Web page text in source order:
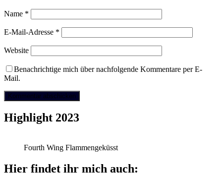
Name *
E-Mail-Adresse *
Website
Benachrichtige mich über nachfolgende Kommentare per E-
Mail.
Highlight 2023
Fourth Wing Flammengeküsst
Hier findet ihr mich auch: